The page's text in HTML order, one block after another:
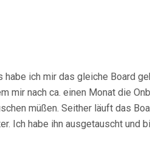
ich mir das gleiche Board
mir nach ca. einen Monat die
müßen. Seither läuft das
Ich habe ihn ausgetauscht und